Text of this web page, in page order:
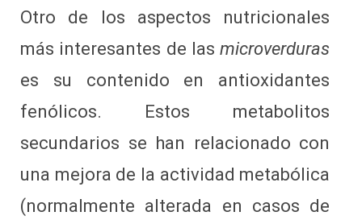
Otro de los aspectos nutricionales
más interesantes de lasmicroverduras
es su contenido en antioxidantes
fenólicos. Estos metabolitos
secundarios se han relacionado con
una mejora de la actividad metabólica
(normalmente alterada en casos de